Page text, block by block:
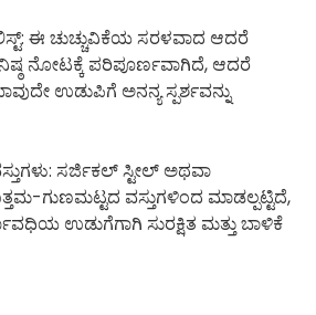
ಈ ಚುಚ್ಚುವಿಕೆಯ ಸರಳವಾದ ಆದರೆ
ನೋಟಕ್ಕೆ ಪರಿಪೂರ್ಣವಾಗಿದೆ, ಆದರೆ
ಉಡುಪಿಗೆ ಅನನ್ಯ ಸ್ಪರ್ಶವನ್ನು
ಸರ್ಜಿಕಲ್ ಸ್ಟೀಲ್ ಅಥವಾ
ಗುಣಮಟ್ಟದ ವಸ್ತುಗಳಿಂದ ಮಾಡಲ್ಪಟ್ಟಿದೆ,
ಉಡುಗೆಗಾಗಿ ಸುರಕ್ಷಿತ ಮತ್ತು ಬಾಳಿಕೆ